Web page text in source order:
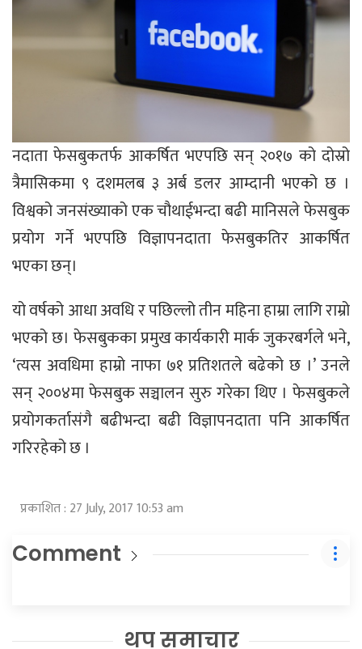
नदाता फेसबुकतर्फ आकर्षित भएपछि सन् २०१७ को दोस्रो
त्रैमासिकमा ९ दशमलब ३ अर्ब डलर आम्दानी भएको छ ।
विश्वको जनसंख्याको एक चौथाईभन्दा बढी मानिसले फेसबुक
प्रयोग गर्ने भएपछि विज्ञापनदाता फेसबुकतिर आकर्षित
भएका छन्।
यो वर्षको आधा अवधि र पछिल्लो तीन महिना हाम्रा लागि राम्रो
भएको छ। फेसबुकका प्रमुख कार्यकारी मार्क जुकरबर्गले भने,
‘त्यस अवधिमा हाम्रो नाफा ७१ प्रतिशतले बढेको छ ।’ उनले
सन् २००४मा फेसबुक सञ्चालन सुरु गरेका थिए । फेसबुकले
प्रयोगकर्तासंगै बढीभन्दा बढी विज्ञापनदाता पनि आकर्षित
गरिरहेको छ ।
प्रकाशित : 27 July, 2017 10:53 am
Comment
थप समाचार